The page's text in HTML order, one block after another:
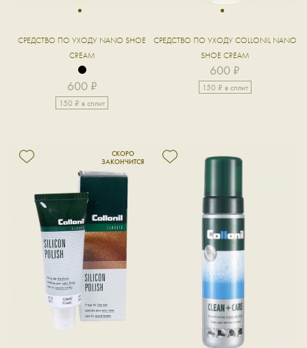
1
СРЕДСТВО ПО УХОДУ NANO SHOE
CREAM
600 ₽
150 ₽ в сплит
1
СРЕДСТВО ПО УХОДУ COLLONIL NANO
SHOE CREAM
600 ₽
150 ₽ в сплит